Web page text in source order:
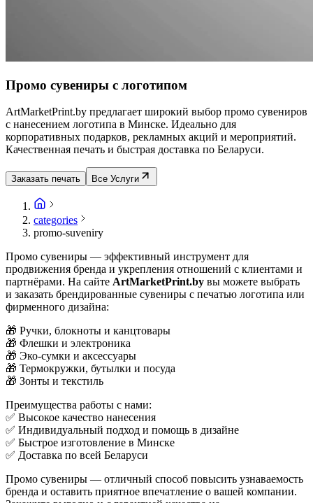
Промо сувениры с логотипом
ArtMarketPrint.by предлагает широкий выбор промо сувениров
с нанесением логотипа в Минске. Идеально для
корпоративных подарков, рекламных акций и мероприятий.
Качественная печать и быстрая доставка по Беларуси.
Заказать печать Все Услуги
categories
promo-suveniry
Промо сувениры — эффективный инструмент для
продвижения бренда и укрепления отношений с клиентами и
партнёрами. На сайте ArtMarketPrint.by вы можете выбрать
и заказать брендированные сувениры с печатью логотипа или
фирменного дизайна:
🎁 Ручки, блокноты и канцтовары
🎁 Флешки и электроника
🎁 Эко-сумки и аксессуары
🎁 Термокружки, бутылки и посуда
🎁 Зонты и текстиль
Преимущества работы с нами:
✅ Высокое качество нанесения
✅ Индивидуальный подход и помощь в дизайне
✅ Быстрое изготовление в Минске
✅ Доставка по всей Беларуси
Промо сувениры — отличный способ повысить узнаваемость
бренда и оставить приятное впечатление о вашей компании.